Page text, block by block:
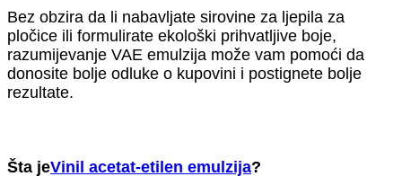
Bez obzira da li nabavljate sirovine za ljepila za
pločice ili formulirate ekološki prihvatljive boje,
razumijevanje VAE emulzija može vam pomoći da
donosite bolje odluke o kupovini i postignete bolje
rezultate.
Šta jeVinil acetat-etilen emulzija?